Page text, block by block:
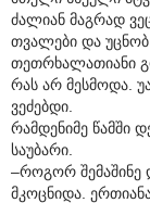
ძალიან მაგრად
თვალები და
თეთრხალათიანი
რას არ მესმოდა.
ვეძებდი.
რამდენიმე წამში
საუბარი.
–როგორ შემაშინე
მკოცნიდა.